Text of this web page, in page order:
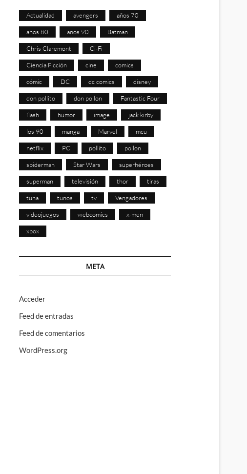
Actualidad avengers años 70
años 80 años 90 Batman
Chris Claremont Ci-Fi
Ciencia Ficción cine comics
cómic DC dc comics disney
don pollito don pollon Fantastic Four
flash humor image jack kirby
los 90 manga Marvel mcu
netflix PC pollito pollon
spiderman Star Wars superhéroes
superman televisión thor tiras
tuna tunos tv Vengadores
videojuegos webcomics x-men
xbox
META
Acceder
Feed de entradas
Feed de comentarios
WordPress.org